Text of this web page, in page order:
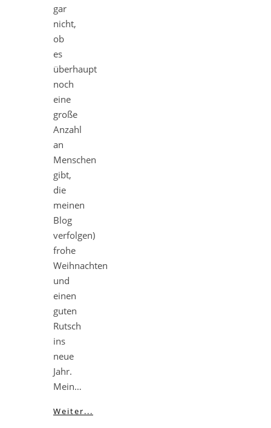
gar
nicht,
ob
es
überhaupt
noch
eine
große
Anzahl
an
Menschen
gibt,
die
meinen
Blog
verfolgen)
frohe
Weihnachten
und
einen
guten
Rutsch
ins
neue
Jahr.
Mein…
Weiter...